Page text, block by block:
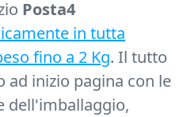
Posta4
in tutta
fino a 2 Kg. Il tutto
inizio pagina con le
dell'imballaggio,